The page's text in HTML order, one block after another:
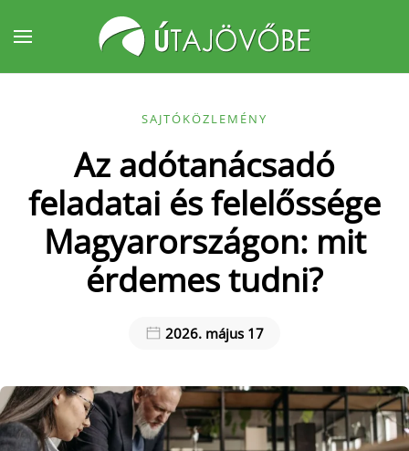
Fő tartalom átugrása
SAJTÓKÖZLEMÉNY
Az adótanácsadó
feladatai és felelőssége
Magyarországon: mit
érdemes tudni?
2026. május 17